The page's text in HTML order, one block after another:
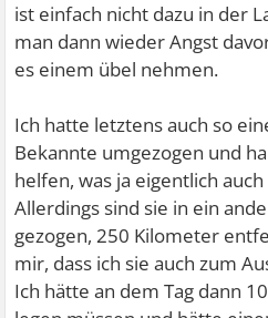
ist einfach nicht dazu in der
man dann wieder Angst
es einem übel nehmen.
Ich hatte letztens auch so
Bekannte umgezogen und
helfen, was ja eigentlich
Allerdings sind sie in ein
gezogen, 250 Kilometer
mir, dass ich sie auch zum
Ich hätte an dem Tag dann